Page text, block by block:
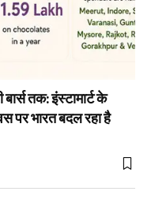
तक: इंस्टामार्ट के
पर भारत बदल रहा है